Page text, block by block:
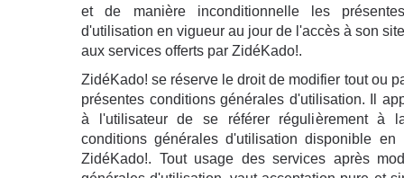
et de manière inconditionnelle les
d'utilisation en vigueur au jour de l'accès à son
aux services offerts par ZidéKado!.
ZidéKado! se réserve le droit de modifier tout ou
présentes conditions générales d'utilisation. Il
à l'utilisateur de se référer régulièrement à
conditions générales d'utilisation disponible
ZidéKado!. Tout usage des services après